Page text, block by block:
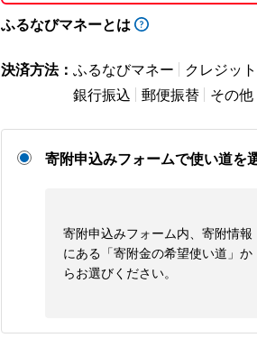
ふるなびマネーとは
決済方法： ふるなびマネー クレジッ
銀行振込
郵便振替 その他
寄附申込みフォームで使い道を
寄附申込みフォーム内、寄附情報
にある「寄附金の希望使い道」か
らお選びください。